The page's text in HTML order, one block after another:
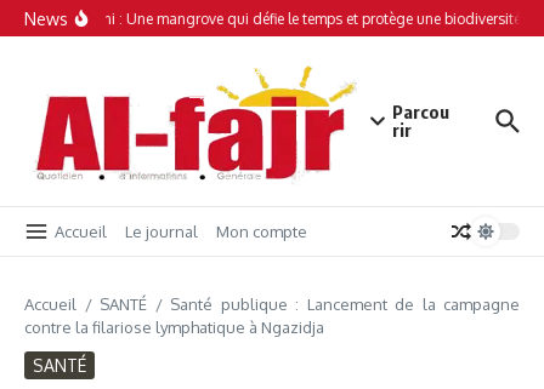
Aller au contenu
News
Simamboini : Une mangrove qui défie le temps et protège une biodiversité
Parcou
rir
Accueil Le journal Mon compte
Accueil / SANTÉ / Santé publique : Lancement de la campagne
contre la filariose lymphatique à Ngazidja
SANTÉ